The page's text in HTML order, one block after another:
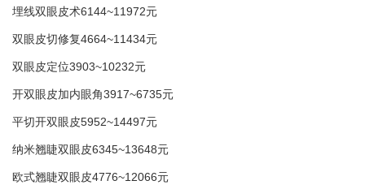
埋线双眼皮术6144~11972元
双眼皮切修复4664~11434元
双眼皮定位3903~10232元
开双眼皮加内眼角3917~6735元
平切开双眼皮5952~14497元
纳米翘睫双眼皮6345~13648元
欧式翘睫双眼皮4776~12066元